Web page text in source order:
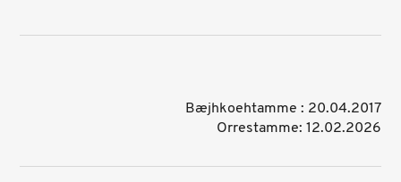
Bæjhkoehtamme : 20.04.2017
Orrestamme: 12.02.2026